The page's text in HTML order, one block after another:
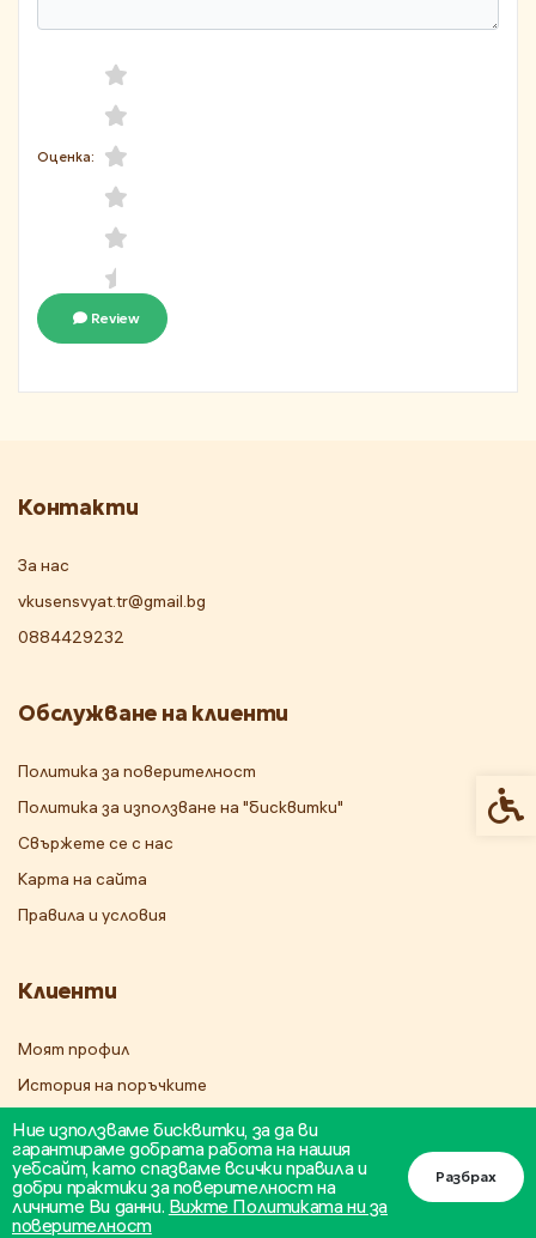
Оценка:
Review
Ние използваме бисквитки, за да ви
гарантираме добрата работа на нашия
уебсайт, като спазваме всички правила и
добри практики за поверителност на
личните Ви данни. Вижте Политиката ни за
поверителност
Разбрах
Контакти
За нас
vkusensvyat.tr@gmail.bg
0884429232
Обслужване на клиенти
Политика за поверителност
Политика за използване на "бисквитки"
Свържете се с нас
Карта на сайта
Правила и условия
Клиенти
Моят профил
История на поръчките
Бюлетин